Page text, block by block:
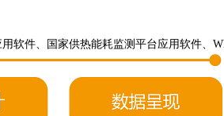
软件、国家供热能耗监测平台应用软件、